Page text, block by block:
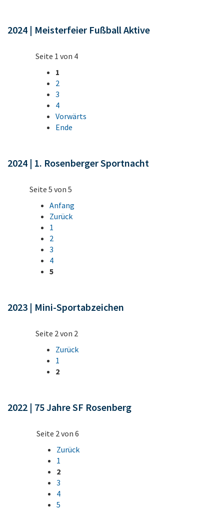
2024 | Meisterfeier Fußball Aktive
Seite 1 von 4
1
2
3
4
Vorwärts
Ende
2024 | 1. Rosenberger Sportnacht
Seite 5 von 5
Anfang
Zurück
1
2
3
4
5
2023 | Mini-Sportabzeichen
Seite 2 von 2
Zurück
1
2
2022 | 75 Jahre SF Rosenberg
Seite 2 von 6
Zurück
1
2
3
4
5